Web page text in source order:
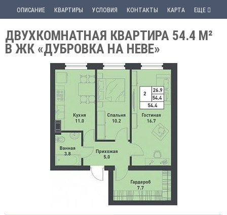
ОПИСАНИЕ КВАРТИРЫ УСЛОВИЯ КОНТАКТЫ КАРТА ЕЩЕ
ДВУХКОМНАТНАЯ КВАРТИРА 54.4 М²
В ЖК «ДУБРОВКА НА НЕВЕ»